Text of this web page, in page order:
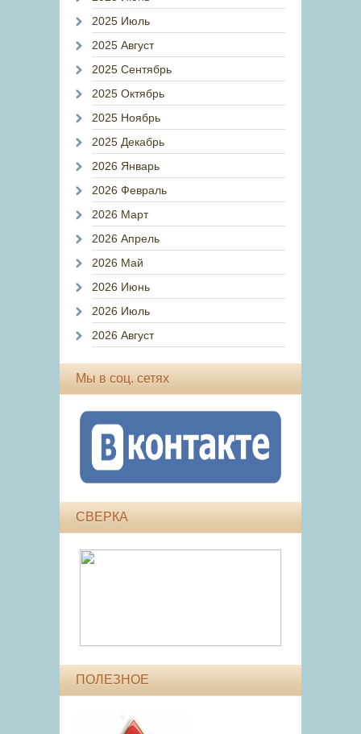
2025 Июль
2025 Август
2025 Сентябрь
2025 Октябрь
2025 Ноябрь
2025 Декабрь
2026 Январь
2026 Февраль
2026 Март
2026 Апрель
2026 Май
2026 Июнь
2026 Июль
2026 Август
Мы в соц. сетях
СВЕРКА
ПОЛЕЗНОЕ